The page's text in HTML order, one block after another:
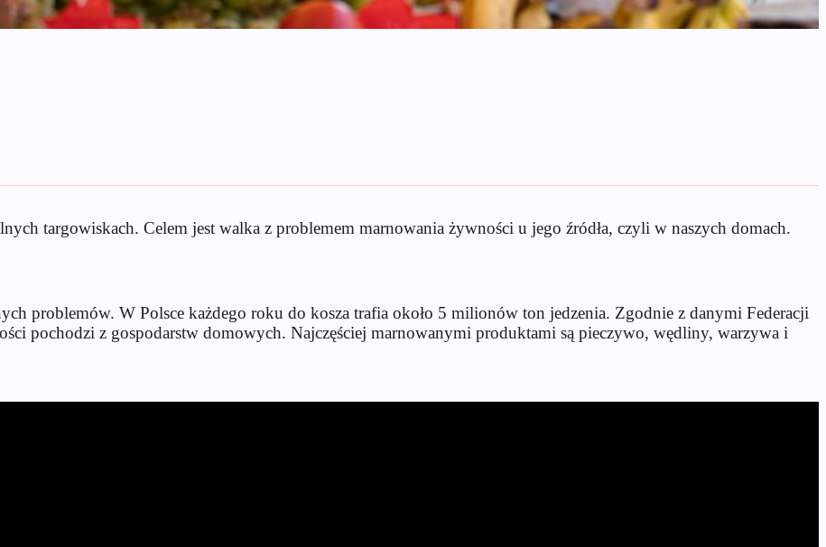
targowiskach. Celem jest walka z problemem marnowania żywności u jego źródła, czyli w naszych domach.
problemów. W Polsce każdego roku do kosza trafia około 5 milionów ton jedzenia. Zgodnie z danymi Federacji
pochodzi z gospodarstw domowych. Najczęściej marnowanymi produktami są pieczywo, wędliny, warzywa i